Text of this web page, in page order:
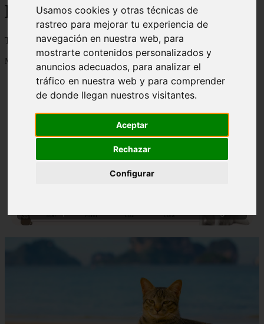
Usamos cookies y otras técnicas de
rastreo para mejorar tu experiencia de
navegación en nuestra web, para
mostrarte contenidos personalizados y
anuncios adecuados, para analizar el
tráfico en nuestra web y para comprender
de donde llegan nuestros visitantes.
Aceptar
Rechazar
Configurar
Blog sobre gatos
Todo sobre gatos, nombres de gatos y razas de gatos
Mostrando 1 - 24 de 2799 artículos